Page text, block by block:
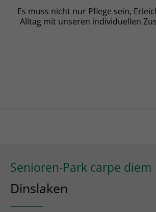
Es muss nicht nur Pflege sein,
Alltag mit unseren individuellen
Senioren-Park carpe diem
Dinslaken